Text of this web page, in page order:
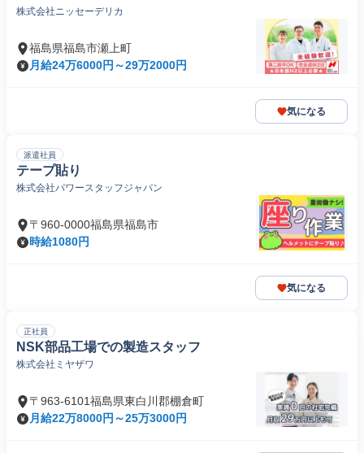
株式会社ニッセーデリカ
福島県福島市瀬上町
月給24万6000円～29万2000円
気になる
派遣社員
テープ貼り
株式会社パワースタッフジャパン
〒960-0000福島県福島市
時給1080円
気になる
正社員
NSK部品工場での製造スタッフ
株式会社ミヤザワ
〒963-6101福島県東白川郡棚倉町
月給22万8000円～25万3000円